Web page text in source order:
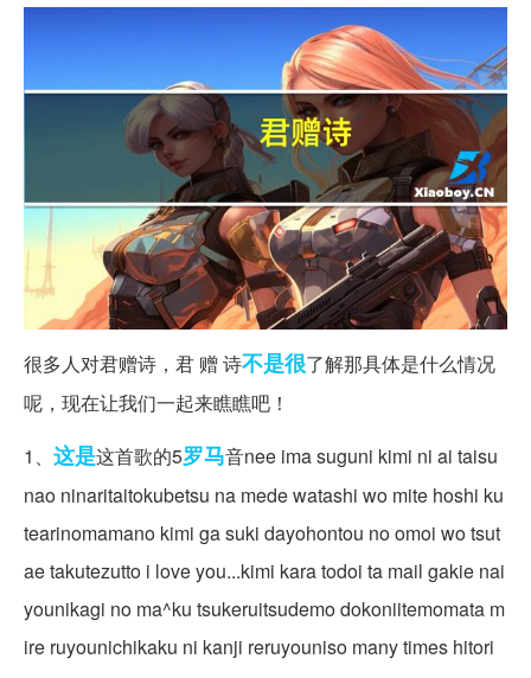
很多人对君赠诗，君 赠 诗不是很了解那具体是什么情况
呢，现在让我们一起来瞧瞧吧！
1、 这是这首歌的5罗马音nee ima suguni kimi ni ai taisu
nao ninaritaitokubetsu na mede watashi wo mite hoshi ku
tearinomamano kimi ga suki dayohontou no omoi wo tsut
ae takutezutto i love you...kimi kara todoi ta mail gakie nai
younikagi no ma^ku tsukeruitsudemo dokoniitemomata m
ire ruyounichikaku ni kanji reruyouniso many times hitori